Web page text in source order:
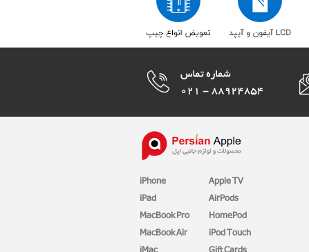
iPhone
iPad
MacBook Pro
MacBook Air
Apple TV
AirPods
HomePod
iPod Touch